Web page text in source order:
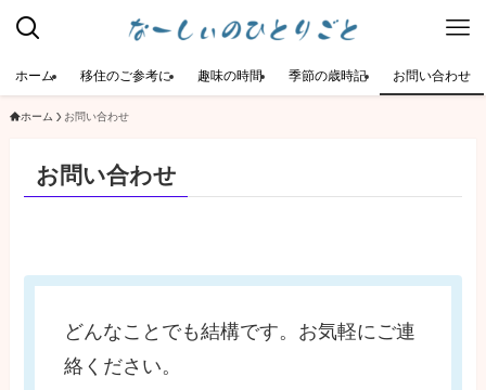
ホーム 移住のご参考に 趣味の時間 季節の歳時記 お問い合わせ
ホーム お問い合わせ
お問い合わせ
どんなことでも結構です。お気軽にご連
絡ください。